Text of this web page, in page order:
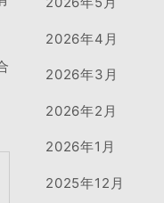
2026年4月
2026年3月
2026年2月
2026年1月
2025年12月